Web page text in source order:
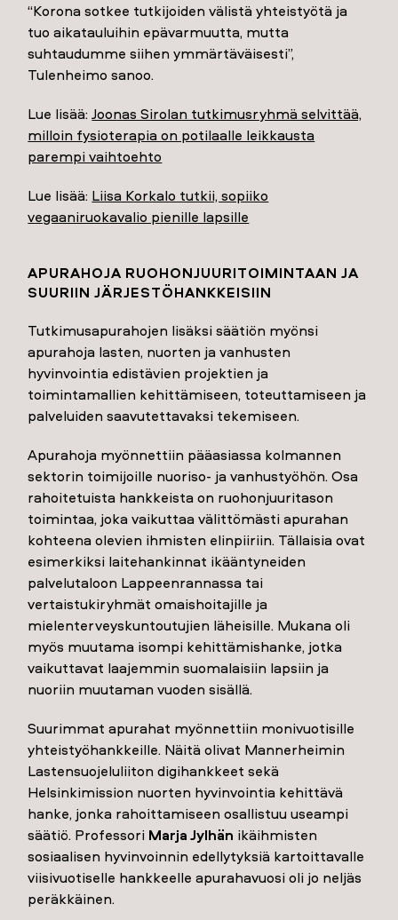
“Korona sotkee tutkijoiden välistä yhteistyötä ja
tuo aikatauluihin epävarmuutta, mutta
suhtaudumme siihen ymmärtäväisesti”,
Tulenheimo sanoo.
Lue lisää:Joonas Sirolan tutkimusryhmä selvittää,
milloin fysioterapia on potilaalle leikkausta
parempi vaihtoehto
Lue lisää: Liisa Korkalo tutkii, sopiiko
vegaaniruokavalio pienille lapsille
APURAHOJA RUOHONJUURITOIMINTAAN JA
SUURIIN JÄRJESTÖHANKKEISIIN
Tutkimusapurahojen lisäksi säätiön myönsi
apurahoja lasten, nuorten ja vanhusten
hyvinvointia edistävien projektien ja
toimintamallien kehittämiseen, toteuttamiseen ja
palveluiden saavutettavaksi tekemiseen.
Apurahoja myönnettiin pääasiassa kolmannen
sektorin toimijoille nuoriso- ja vanhustyöhön. Osa
rahoitetuista hankkeista on ruohonjuuritason
toimintaa, joka vaikuttaa välittömästi apurahan
kohteena olevien ihmisten elinpiiriin. Tällaisia ovat
esimerkiksi laitehankinnat ikääntyneiden
palvelutaloon Lappeenrannassa tai
vertaistukiryhmät omaishoitajille ja
mielenterveyskuntoutujien läheisille. Mukana oli
myös muutama isompi kehittämishanke, jotka
vaikuttavat laajemmin suomalaisiin lapsiin ja
nuoriin muutaman vuoden sisällä.
Suurimmat apurahat myönnettiin monivuotisille
yhteistyöhankkeille. Näitä olivat Mannerheimin
Lastensuojeluliiton digihankkeet sekä
Helsinkimission nuorten hyvinvointia kehittävä
hanke, jonka rahoittamiseen osallistuu useampi
säätiö. Professori Marja Jylhän ikäihmisten
sosiaalisen hyvinvoinnin edellytyksiä kartoittavalle
viisivuotiselle hankkeelle apurahavuosi oli jo neljäs
peräkkäinen.